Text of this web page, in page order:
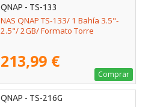
QNAP - TS-133
NAS QNAP TS-133/ 1 Bahía 3.5"-
2.5"/ 2GB/ Formato Torre
213,99 €
Comprar
QNAP - TS-216G